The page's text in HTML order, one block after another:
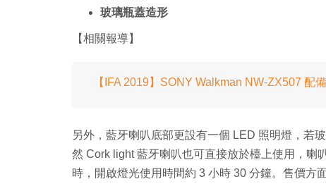
玻璃瓶蓋造形
【相關報導】
【IFA 2019】SONY Walkman NW-ZX507 配
另外，藍牙喇叭底部更設有一個 LED 照明燈，若
然 Cork light 藍牙喇叭也可直接放於檯上使用，喇
時，開啟燈光使用時間約 3 小時 30 分鐘。售價方